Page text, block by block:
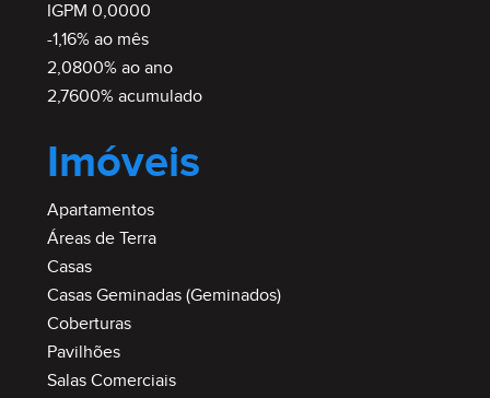
IGPM 0,0000
-1,16% ao mês
2,0800% ao ano
2,7600% acumulado
Imóveis
Apartamentos
Áreas de Terra
Casas
Casas Geminadas (Geminados)
Coberturas
Pavilhões
Salas Comerciais